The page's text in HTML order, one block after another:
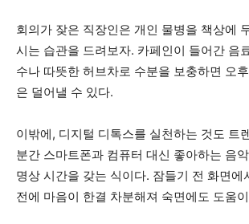
회의가 잦은 직장인은 개인 물병을 책상에
시는 습관을 드려보자. 카페인이 들어간 음
수나 따뜻한 허브차로 수분을 보충하면 오
은 덜어낼 수 있다.
이밖에, 디지털 디톡스를 실천하는 것도 트
분간 스마트폰과 컴퓨터 대신 좋아하는 음
명상 시간을 갖는 식이다. 잠들기 전 화면에
전에 마음이 한결 차분해져 숙면에도 도움